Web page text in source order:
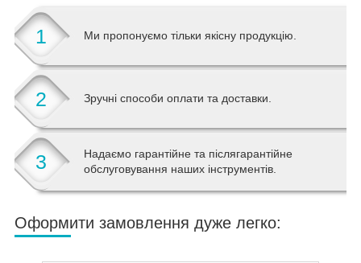
Ми пропонуємо тільки якісну продукцію.
1
Зручні способи оплати та доставки.
2
Надаємо гарантійне та післягарантійне
обслуговування наших інструментів.
3
Оформити замовлення дуже легко: